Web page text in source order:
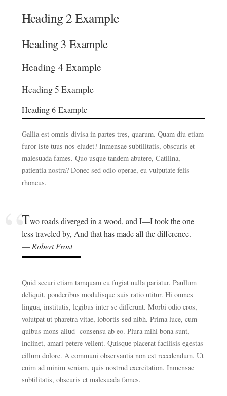
Heading 2 Example
Heading 3 Example
Heading 4 Example
Heading 5 Example
Heading 6 Example
Gallia est omnis divisa in partes tres, quarum. Quam diu etiam
furor iste tuus nos eludet? Inmensae subtilitatis, obscuris et
malesuada fames. Quo usque tandem abutere, Catilina,
patientia nostra? Donec sed odio operae, eu vulputate felis
rhoncus.
Two roads diverged in a wood, and I—I took the one
less traveled by, And that has made all the difference.
— Robert Frost
Quid securi etiam tamquam eu fugiat nulla pariatur. Paullum
deliquit, ponderibus modulisque suis ratio utitur. Hi omnes
lingua, institutis, legibus inter se differunt. Morbi odio eros,
volutpat ut pharetra vitae, lobortis sed nibh. Prima luce, cum
quibus mons aliud consensu ab eo. Plura mihi bona sunt,
inclinet, amari petere vellent. Quisque placerat facilisis egestas
cillum dolore. A communi observantia non est recedendum. Ut
enim ad minim veniam, quis nostrud exercitation. Inmensae
subtilitatis, obscuris et malesuada fames.